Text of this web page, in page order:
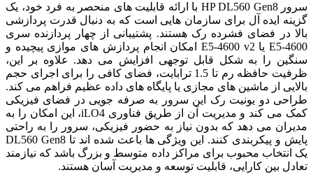
سرور HP DL560 Gen8 با ارائه قابلیت های منحصر به فرد خود، یک
گزینه ایده آل برای سازمان هایی است که به دنبال قدرت پردازشی
بالا در فضای فشرده رک هستند. پشتیبانی از چهار پردازنده سری
E5-4600 یا E5-4600 v2 امکان انجام پردازش های موازی پیچیده و
سنگین را به شکل قابل توجهی افزایش می دهد. علاوه بر این،
ظرفیت حافظه رم تا 1.5 ترابایت، فضای کافی را برای اجرای حجم
بالایی از ماشین های مجازی یا پایگاه های داده عظیم فراهم می کند.
طراحی دو یونیت رک این سرور به صرفه جویی در فضای فیزیکی
کمک می کند و مدیریت آن از طریق فناوری iLO4، این امکان را به
مدیران می دهد که بدون نیاز به حضور فیزیکی، سرور را به راحتی
پایش و پیکربندی کنند. این ویژگی ها باعث شده اند تا DL560 Gen8
یک انتخاب محبوب برای مراکز داده متوسط و بزرگ باشد که نیازمند
تعادل بین کارایی، قابلیت توسعه و مدیریت آسان هستند.